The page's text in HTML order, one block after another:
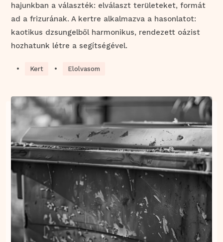
hajunkban a választék: elválaszt területeket, formát
ad a frizurának. A kertre alkalmazva a hasonlatot:
kaotikus dzsungelből harmonikus, rendezett oázist
hozhatunk létre a segítségével.
• Kert • Elolvasom